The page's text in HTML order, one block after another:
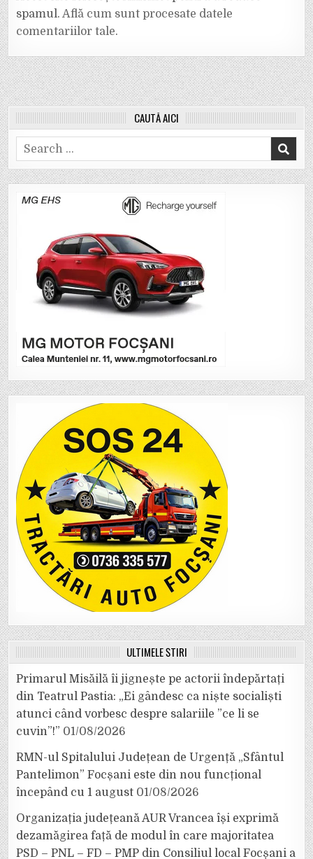
spamul.Află cum sunt procesate datele
comentariilor tale.
CAUTĂ AICI
Search
for:
ULTIMELE ȘTIRI
Primarul Misăilă îi jignește pe actorii îndepărtați
din Teatrul Pastia: „Ei gândesc ca niște socialiști
atunci când vorbesc despre salariile ”ce li se
cuvin”!” 01/08/2026
RMN-ul Spitalului Județean de Urgență „Sfântul
Pantelimon” Focșani este din nou funcțional
începând cu 1 august 01/08/2026
Organizația județeană AUR Vrancea își exprimă
dezamăgirea față de modul în care majoritatea
PSD – PNL – FD – PMP din Consiliul local Focșani a